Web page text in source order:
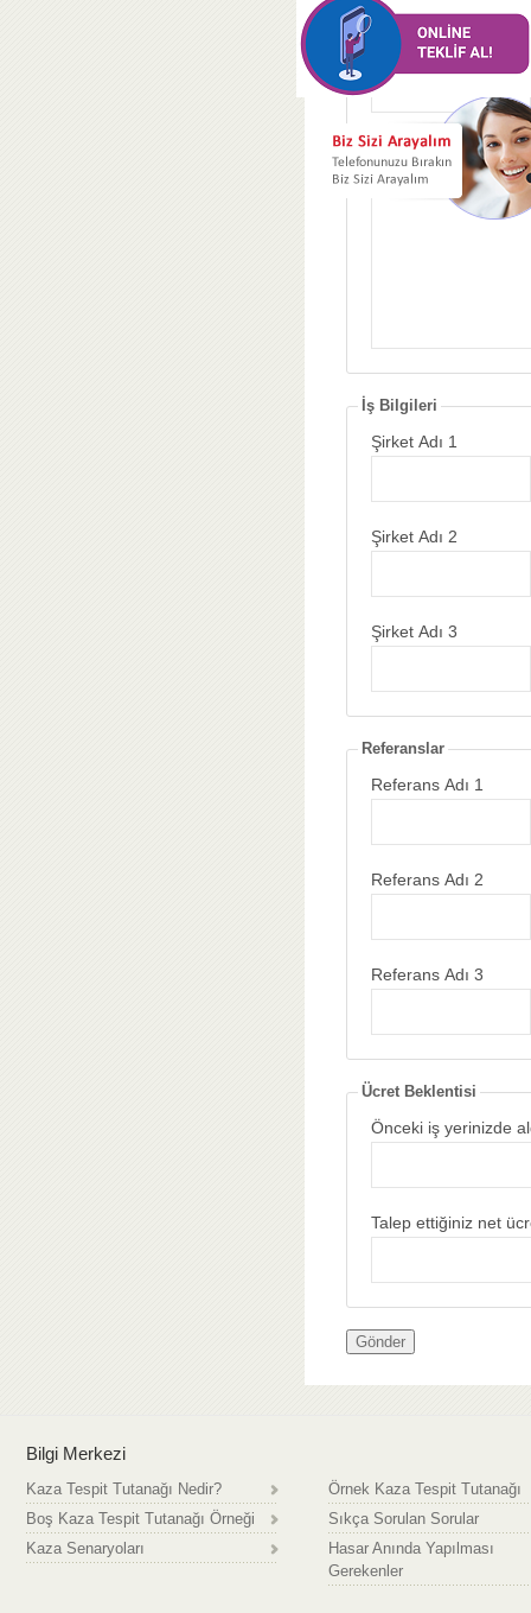
Üniversite
Eğitim ile ilgili diğer
İş Bilgileri
Şirket Adı 1
Şirket Adı 2
Şirket Adı 3
Referanslar
Referans Adı 1
Referans Adı 2
Referans Adı 3
Ücret Beklentisi
Önceki iş yerinizde
Talep ettiğiniz net
Bilgi Merkezi
Kaza Tespit Tutanağı Nedir?
Boş Kaza Tespit Tutanağı Örneği
Kaza Senaryoları
Örnek Kaza Tespit Tutanağı
Sıkça Sorulan Sorular
Hasar Anında Yapılması
Gerekenler